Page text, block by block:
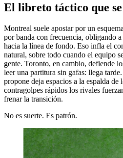
El libreto táctico que
Montreal suele apostar por un
por banda con frecuencia, obligando
hacia la línea de fondo. Eso infla el
natural, sobre todo cuando el equipo
gente. Toronto, en cambio, defiende
leer una partitura sin gafas: llega
propone deja espacios a la espalda de
contragolpes rápidos los rivales
frenar la transición.
No es suerte. Es patrón.